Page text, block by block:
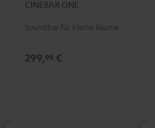
BlackWhite
CINEBAR ONE
Soundbar für kleine Räume
299,99 €